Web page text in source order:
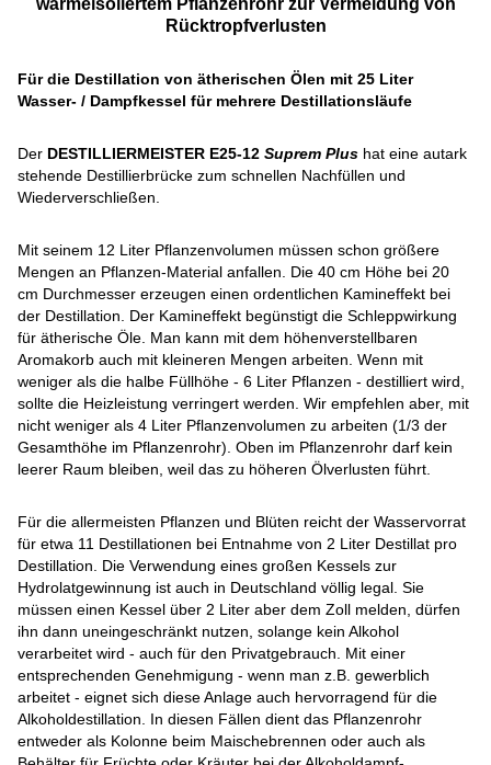
wärmeisoliertem Pflanzenrohr zur Vermeidung von
Rücktropfverlusten
Für die Destillation von ätherischen Ölen mit 25 Liter
Wasser- / Dampfkessel für mehrere Destillationsläufe
Der DESTILLIERMEISTER E25-12 Suprem Plus hat eine autark
stehende Destillierbrücke zum schnellen Nachfüllen und
Wiederverschließen.
Mit seinem 12 Liter Pflanzenvolumen müssen schon größere
Mengen an Pflanzen-Material anfallen. Die 40 cm Höhe bei 20
cm Durchmesser erzeugen einen ordentlichen Kamineffekt bei
der Destillation. Der Kamineffekt begünstigt die Schleppwirkung
für ätherische Öle. Man kann mit dem höhenverstellbaren
Aromakorb auch mit kleineren Mengen arbeiten. Wenn mit
weniger als die halbe Füllhöhe - 6 Liter Pflanzen - destilliert wird,
sollte die Heizleistung verringert werden. Wir empfehlen aber, mit
nicht weniger als 4 Liter Pflanzenvolumen zu arbeiten (1/3 der
Gesamthöhe im Pflanzenrohr). Oben im Pflanzenrohr darf kein
leerer Raum bleiben, weil das zu höheren Ölverlusten führt.
Für die allermeisten Pflanzen und Blüten reicht der Wasservorrat
für etwa 11 Destillationen bei Entnahme von 2 Liter Destillat pro
Destillation. Die Verwendung eines großen Kessels zur
Hydrolatgewinnung ist auch in Deutschland völlig legal. Sie
müssen einen Kessel über 2 Liter aber dem Zoll melden, dürfen
ihn dann uneingeschränkt nutzen, solange kein Alkohol
verarbeitet wird - auch für den Privatgebrauch. Mit einer
entsprechenden Genehmigung - wenn man z.B. gewerblich
arbeitet - eignet sich diese Anlage auch hervorragend für die
Alkoholdestillation. In diesen Fällen dient das Pflanzenrohr
entweder als Kolonne beim Maischebrennen oder auch als